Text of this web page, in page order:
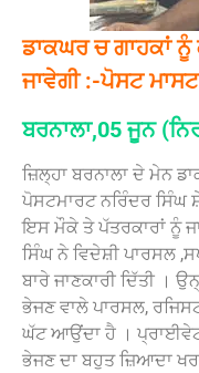
ਡਾਕਘਰ ਚ ਗਾਹਕਾਂ
ਜਾਵੇਗੀ :-ਪੋਸਟ
ਬਰਨਾਲਾ,05 ਜੂਨ
ਜ਼ਿਲ੍ਹਾ ਬਰਨਾਲਾ ਦੇ ਮੇਨ
ਪੋਸਟਮਾਰਟ ਨਰਿੰਦਰ ਸਿੰਘ
ਇਸ ਮੌਕੇ ਤੇ ਪੱਤਰਕਾਰਾਂ ਨੂੰ
ਸਿੰਘ ਨੇ ਵਿਦੇਸ਼ੀ ਪਾਰਸਲ
ਬਾਰੇ ਜਾਣਕਾਰੀ ਦਿੱਤੀ ।
ਭੇਜਣ ਵਾਲੇ ਪਾਰਸਲ,
ਘੱਟ ਆਉਂਦਾ ਹੈ ।
ਭੇਜਣ ਦਾ ਬਹੁਤ ਜ਼ਿਆਦਾ